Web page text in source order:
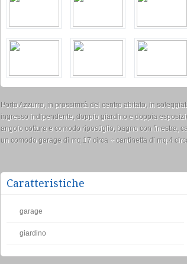
Porto Azzurro, in prossimità del centro abitato, in
ingresso indipendente, doppio giardino e doppia
angolo cottura e comodo ripostiglio, bagno con finestra,
un comodo garage di mq.17 circa + cantinetta di mq.4
Caratteristiche
garage
giardino